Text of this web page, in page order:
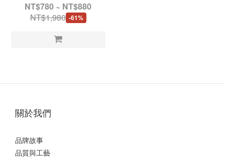
NT$780 ~ NT$880
NT$1,980 -61%
關於我們
品牌故事
品質與工藝